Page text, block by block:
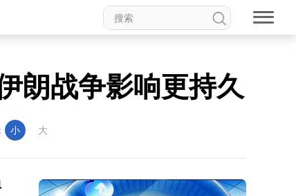
朗战争影响更持久
小 大